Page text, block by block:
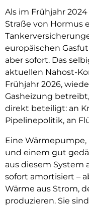
Als im Frühjahr
Straße von Hormus
europäischen
aber sofort. Das
aktuellen Nahost-
Frühjahr 2026,
Gasheizung
direkt beteiligt: an
Pipelinepolitik, an
Eine
und einem gut
aus diesem System
sofort amortisiert –
Wärme aus Strom,
produzieren. Sie